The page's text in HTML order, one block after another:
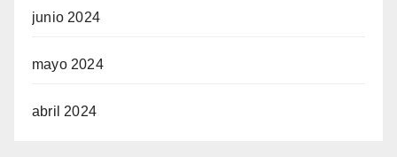
junio 2024
mayo 2024
abril 2024